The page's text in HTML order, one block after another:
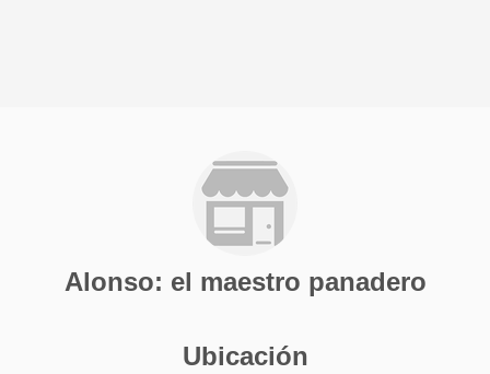
Alonso: el maestro panadero
Ubicación